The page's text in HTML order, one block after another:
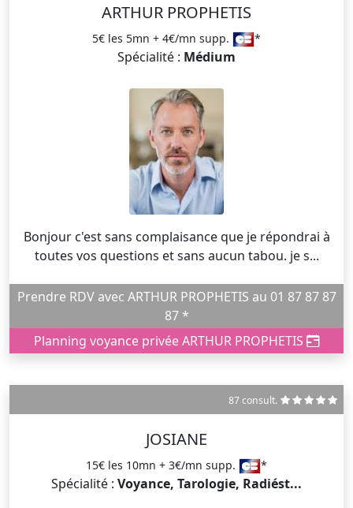
ARTHUR PROPHETIS
5€ les 5mn + 4€/mn supp. *
Spécialité : Médium
Bonjour c'est sans complaisance que je répondrai à
toutes vos questions et sans aucun tabou. je s...
Prendre RDV avec ARTHUR PROPHETIS au 01 87 87 87
87 *
Planning voyance privée ARTHUR PROPHETIS
87 consult.
JOSIANE
15€ les 10mn + 3€/mn supp. *
Spécialité : Voyance, Tarologie, Radiést...